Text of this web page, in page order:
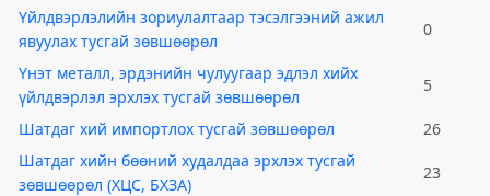
Үйлдвэрлэлийн зориулалтаар тэсэлгээний ажил
явуулах тусгай зөвшөөрөл
0
Үнэт металл, эрдэнийн чулуугаар эдлэл хийх
үйлдвэрлэл эрхлэх тусгай зөвшөөрөл
5
Шатдаг хий импортлох тусгай зөвшөөрөл
26
Шатдаг хийн бөөний худалдаа эрхлэх тусгай
зөвшөөрөл (ХЦС, БХЗА)
23